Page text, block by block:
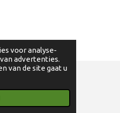
voor analyse-
advertenties.
van de site gaat u